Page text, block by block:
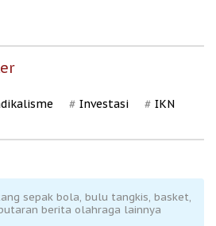
Investasi IKN
sepak bola, bulu tangkis, basket,
berita olahraga lainnya